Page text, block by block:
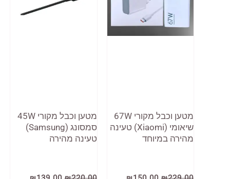
מטען וכבל מקורי 67W
שיאומי (Xiaomi) טעינה
מהירה במיוחד
המחיר
מטען וכבל מקורי 45W
סמסונג (Samsung)
טעינה מהירה
המחיר